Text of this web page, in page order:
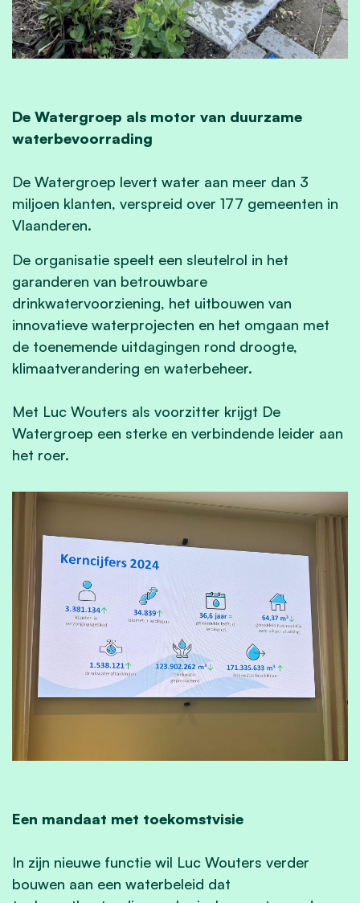
De Watergroep als motor van duurzame
waterbevoorrading
De Watergroep levert water aan meer dan 3
miljoen klanten, verspreid over 177 gemeenten in
Vlaanderen.
De organisatie speelt een sleutelrol in het
garanderen van betrouwbare
drinkwatervoorziening, het uitbouwen van
innovatieve waterprojecten en het omgaan met
de toenemende uitdagingen rond droogte,
klimaatverandering en waterbeheer.
Met Luc Wouters als voorzitter krijgt De
Watergroep een sterke en verbindende leider aan
het roer.
Een mandaat met toekomstvisie
In zijn nieuwe functie wil Luc Wouters verder
bouwen aan een waterbeleid dat